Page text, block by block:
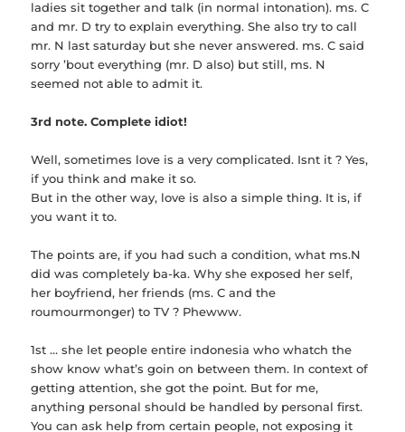
ladies sit together and talk (in normal intonation). ms. C
and mr. D try to explain everything. She also try to call
mr. N last saturday but she never answered. ms. C said
sorry ’bout everything (mr. D also) but still, ms. N
seemed not able to admit it.
3rd note. Complete idiot!
Well, sometimes love is a very complicated. Isnt it ? Yes,
if you think and make it so.
But in the other way, love is also a simple thing. It is, if
you want it to.
The points are, if you had such a condition, what ms.N
did was completely ba-ka. Why she exposed her self,
her boyfriend, her friends (ms. C and the
roumourmonger) to TV ? Phewww.
1st … she let people entire indonesia who whatch the
show know what’s goin on between them. In context of
getting attention, she got the point. But for me,
anything personal should be handled by personal first.
You can ask help from certain people, not exposing it